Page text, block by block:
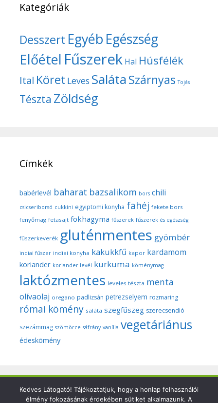
Kategóriák
Desszert Egyéb Egészség
Előétel Fűszerek Hal Húsfélék
Ital Köret Leves SalátaSzárnyas Tojás
Tészta Zöldség
Címkék
babérlevél baharat bazsalikom bors chili
csicseriborsó cukkíni egyiptomi konyha fahéj fekete bors
fenyőmag fetasajt fokhagyma fűszerek fűszerek és egészség
fűszerkeverék gluténmentes gyömbér
indiai fűszer indiai konyha kakukkfű kapor kardamom
koriander koriander levél kurkuma köménymag
laktózmentes leveles tészta menta
olívaolaj oregano padlizsán petrezselyem rozmaring
római kömény saláta szegfűszeg szerecsendió
szezámmag szömörce sáfrány vanília vegetáriánus
édeskömény
Copyright © 2026 Szegedi Fűszeres - Minden fotó és anyag
ezen a weboldalon a szerző (Dr. Nyári Zsuzsa) kizárólagos
Kedves Látogató! Tájékoztatjuk, hogy a honlap felhasználói
élmény fokozásának érdekében sütiket alkalmazunk. A